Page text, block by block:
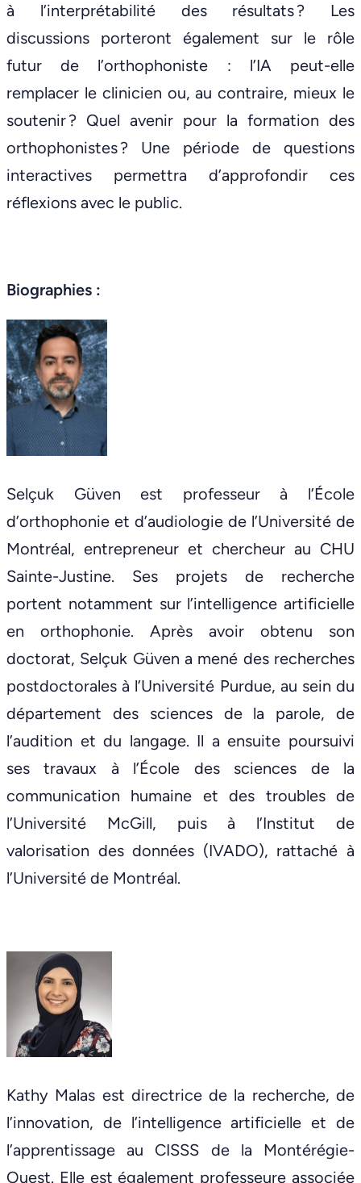
à l’interprétabilité des résultats ? Les
discussions porteront également sur le rôle
futur de l’orthophoniste : l’IA peut-elle
remplacer le clinicien ou, au contraire, mieux le
soutenir ? Quel avenir pour la formation des
orthophonistes ? Une période de questions
interactives permettra d’approfondir ces
réflexions avec le public.
Biographies :
Selçuk Güven est professeur à l’École
d’orthophonie et d’audiologie de l’Université de
Montréal, entrepreneur et chercheur au CHU
Sainte-Justine. Ses projets de recherche
portent notamment sur l’intelligence artificielle
en orthophonie. Après avoir obtenu son
doctorat, Selçuk Güven a mené des recherches
postdoctorales à l’Université Purdue, au sein du
département des sciences de la parole, de
l’audition et du langage. Il a ensuite poursuivi
ses travaux à l’École des sciences de la
communication humaine et des troubles de
l’Université McGill, puis à l’Institut de
valorisation des données (IVADO), rattaché à
l’Université de Montréal.
Kathy Malas est directrice de la recherche, de
l’innovation, de l’intelligence artificielle et de
l’apprentissage au CISSS de la Montérégie-
Ouest. Elle est également professeure associée